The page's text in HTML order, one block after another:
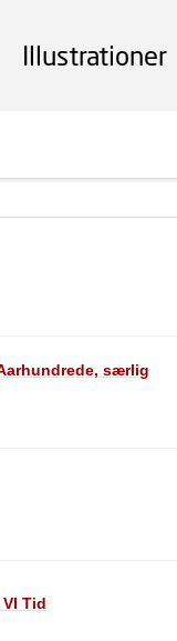
Illustrationer
særlig
Tid